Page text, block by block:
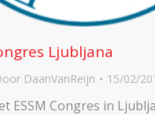
Ljubljana
DaanVanReijn 15/02/
ESSM Congres in